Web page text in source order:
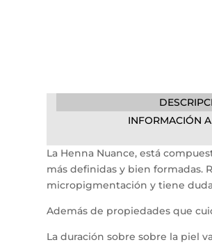
INFORMACIÓN
La Henna Nuance, está
más definidas y bien formadas.
micropigmentación y tiene
Además de propiedades que
La duración sobre sobre la piel